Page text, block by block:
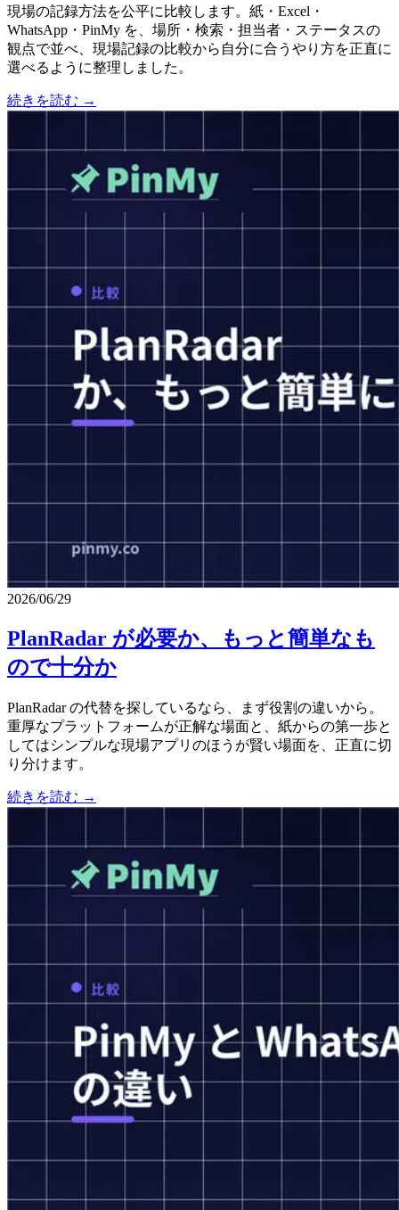
現場の記録方法を公平に比較します。紙・Excel・
WhatsApp・PinMy を、場所・検索・担当者・ステータスの
観点で並べ、現場記録の比較から自分に合うやり方を正直に
選べるように整理しました。
続きを読む →
2026/06/29
PlanRadar が必要か、もっと簡単なも
ので十分か
PlanRadar の代替を探しているなら、まず役割の違いから。
重厚なプラットフォームが正解な場面と、紙からの第一歩と
してはシンプルな現場アプリのほうが賢い場面を、正直に切
り分けます。
続きを読む →